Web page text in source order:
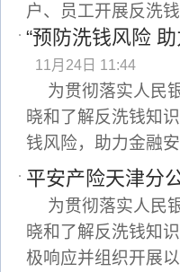
户、员工开展反洗
“预防洗钱风险
11月24日 11:44
为贯彻落实人民
晓和了解反洗钱知
钱风险，助力金融
平安产险天津分
为贯彻落实人民
晓和了解反洗钱知
极响应并组织开展以